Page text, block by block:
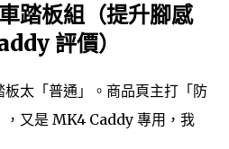
踏板組（提升腳感
評價）
太「普通」。商品頁主打「防
，又是 MK4 Caddy 專用，我